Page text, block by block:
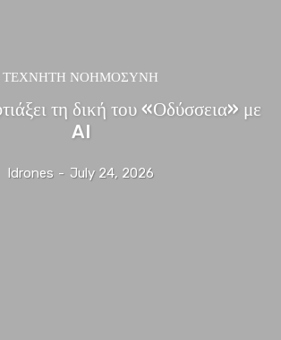
ΤΕΧΝΗΤΗ ΝΟΗΜΟΣΥΝΗ
τη δική του «Οδύσσεια» με
AI
Idrones - July 24, 2026